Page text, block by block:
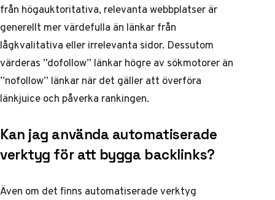
från högauktoritativa, relevanta webbplatser är
generellt mer värdefulla än länkar från
lågkvalitativa eller irrelevanta sidor. Dessutom
värderas ”dofollow” länkar högre av sökmotorer än
”nofollow” länkar när det gäller att överföra
länkjuice och påverka rankingen.
Kan jag använda automatiserade
verktyg för att bygga backlinks?
Även om det finns automatiserade verktyg